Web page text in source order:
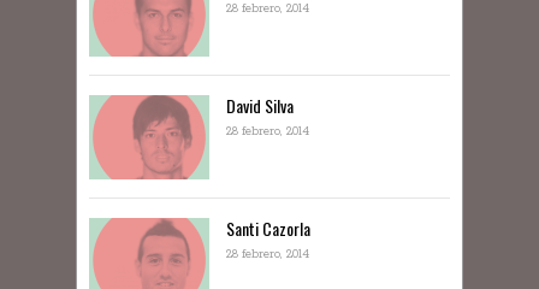
28 febrero, 2014
David Silva
28 febrero, 2014
Santi Cazorla
28 febrero, 2014